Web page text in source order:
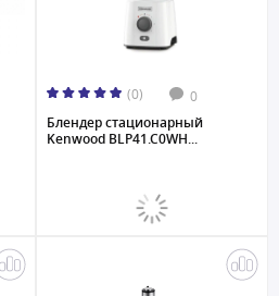
(0) 0
Блендер стационарный
Kenwood BLP41.C0WH...